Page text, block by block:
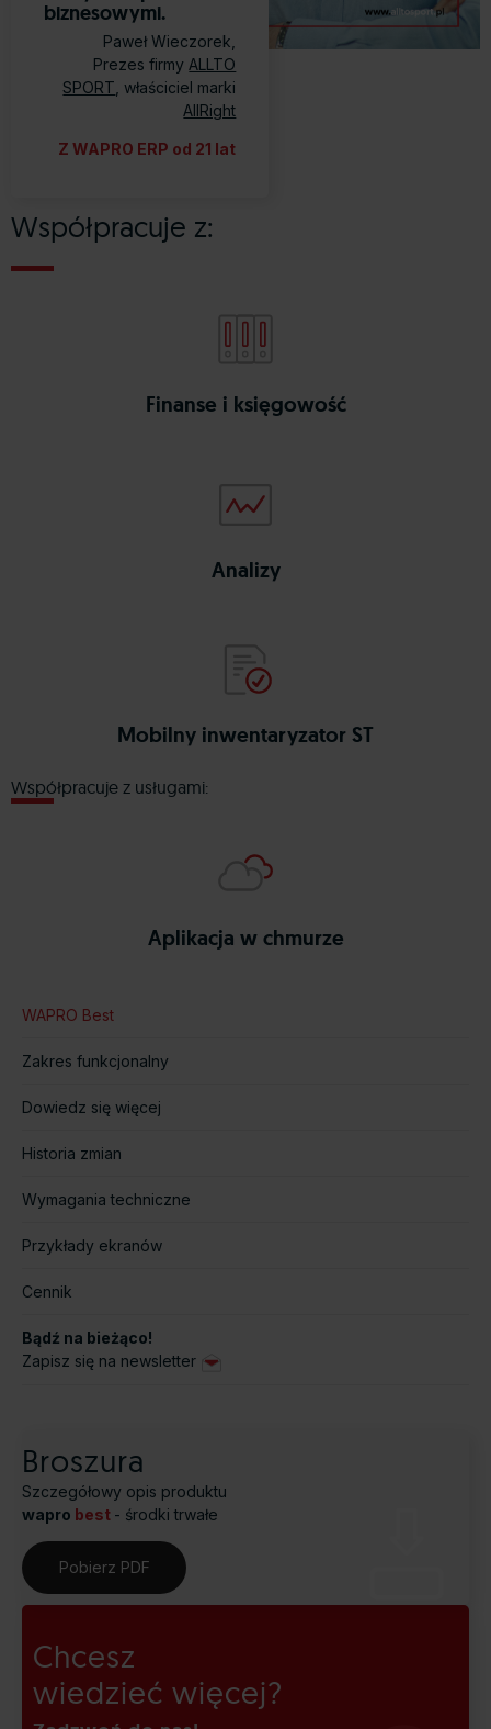
biznesowymi.
Paweł Wieczorek,
Prezes firmy ALLTO
SPORT , właściciel marki
AllRight
Z WAPRO ERP od 21 lat
Współpracuje z:
Finanse i księgowość
wapro
Analizy
wapro
Mobilny inwentaryzator ST
mobile st 365
Współpracuje z usługami:
Aplikacja w chmurze
wapro
WAPRO Best
Zakres funkcjonalny
Dowiedz się więcej
Historia zmian
Wymagania techniczne
Przykłady ekranów
Cennik
Bądź na bieżąco!
Zapisz się na newsletter
Broszura
Szczegółowy opis produktu
wapro best - środki trwałe
Pobierz PDF
Chcesz
wiedzieć więcej?